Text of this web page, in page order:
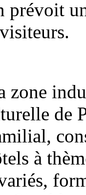
prévoit
zone
de
à